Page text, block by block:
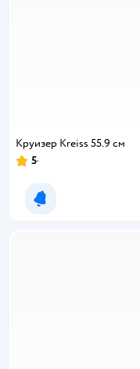
Круизер Kreiss 55.9 см
5
Уведомить о появлении